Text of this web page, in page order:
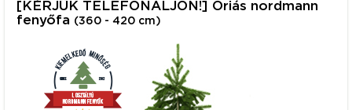
[KÉRJÜK TELEFONÁLJON!] Óriás nordmann
fenyőfa (360 - 420 cm)